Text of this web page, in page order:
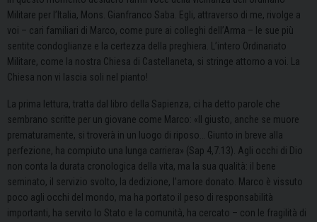
Militare per l’Italia, Mons. Gianfranco Saba. Egli, attraverso di me, rivolge a
voi – cari familiari di Marco, come pure ai colleghi dell’Arma – le sue più
sentite condoglianze e la certezza della preghiera. L’intero Ordinariato
Militare, come la nostra Chiesa di Castellaneta, si stringe attorno a voi. La
Chiesa non vi lascia soli nel pianto!
La prima lettura, tratta dal libro della Sapienza, ci ha detto parole che
sembrano scritte per un giovane come Marco: «Il giusto, anche se muore
prematuramente, si troverà in un luogo di riposo… Giunto in breve alla
perfezione, ha compiuto una lunga carriera» (Sap 4,7.13). Agli occhi di Dio
non conta la durata cronologica della vita, ma la sua qualità: il bene
seminato, il servizio svolto, la dedizione, l’amore donato. Marco è vissuto
poco agli occhi del mondo, ma ha portato il peso di responsabilità
importanti, ha servito lo Stato e la comunità, ha cercato – con le fragilità di